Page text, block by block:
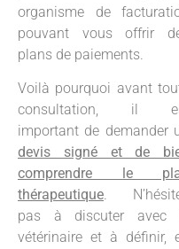
organisme de
pouvant vous offrir
plans de paiements.
Voilà pourquoi avant
consultation, il
important de demander
devis signé et de
comprendre le
thérapeutique.
pas à discuter avec
vétérinaire et à définir,